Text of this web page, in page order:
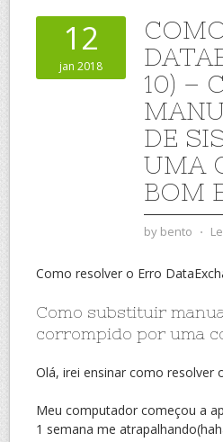
12
jan 2018
10) –
DE
UMA
BOM
by bento ⋅
Como resolver o Erro
Como substituir
corrompido por uma
Olá, irei ensinar como resolver
Meu computador começou a
1 semana me